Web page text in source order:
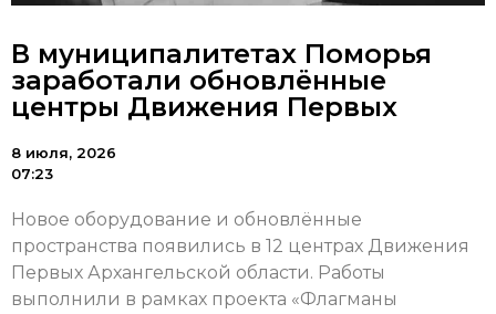
В муниципалитетах Поморья
заработали обновлённые
центры Движения Первых
8 июля, 2026
07:23
Новое оборудование и обновлённые
пространства появились в 12 центрах Движения
Первых Архангельской области. Работы
выполнили в рамках проекта «Флагманы